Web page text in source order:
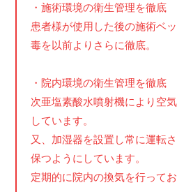
・施術環境の衛生管理を徹底
患者様が使用した後の施術ベ
毒を以前よりさらに徹底。
・院内環境の衛生管理を徹底
次亜塩素酸水噴射機により空
しています。
又、加湿器を設置し常に運転
保つようにしています。
定期的に院内の換気を行ってお